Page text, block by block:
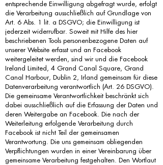
entsprechende Einwilligung abgefragt wurde, erfolgt
die Verarbeitung ausschließlich auf Grundlage von
Art. 6 Abs. 1 lit. a DSGVO; die Einwilligung ist
jederzeit widerrufbar. Soweit mit Hilfe des hier
beschriebenen Tools personenbezogene Daten auf
unserer Website erfasst und an Facebook
weitergeleitet werden, sind wir und die Facebook
Ireland Limited, 4 Grand Canal Square, Grand
Canal Harbour, Dublin 2, Irland gemeinsam für diese
Datenverarbeitung verantwortlich (Art. 26 DSGVO).
Die gemeinsame Verantwortlichkeit beschränkt sich
dabei ausschließlich auf die Erfassung der Daten und
deren Weitergabe an Facebook. Die nach der
Weiterleitung erfolgende Verarbeitung durch
Facebook ist nicht Teil der gemeinsamen
Verantwortung. Die uns gemeinsam obliegenden
Verpflichtungen wurden in einer Vereinbarung über
gemeinsame Verarbeitung festgehalten. Den Wortlaut